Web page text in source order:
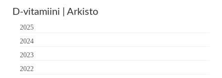
D-vitamiini | Arkisto
2025
2024
2023
2022